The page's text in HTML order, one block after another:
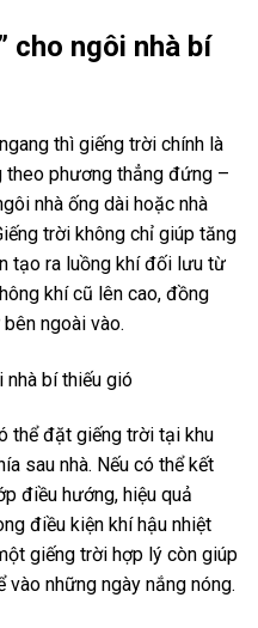
cho ngôi nhà bí
thì giếng trời chính là
phương thẳng đứng –
nhà ống dài hoặc nhà
trời không chỉ giúp tăng
tạo ra luồng khí đối lưu từ
khí cũ lên cao, đồng
ngoài vào.
thể đặt giếng trời tại khu
sau nhà. Nếu có thể kết
điều hướng, hiệu quả
điều kiện khí hậu nhiệt
giếng trời hợp lý còn giúp
những ngày nắng nóng.